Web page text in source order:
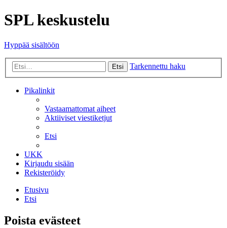
SPL keskustelu
Hyppää sisältöön
Etsi Tarkennettu haku
Pikalinkit
Vastaamattomat aiheet
Aktiiviset viestiketjut
Etsi
UKK
Kirjaudu sisään
Rekisteröidy
Etusivu
Etsi
Poista evästeet